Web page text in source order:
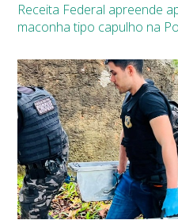
Receita Federal apreende
maconha tipo capulho na